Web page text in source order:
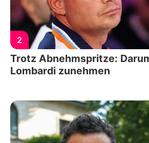
2
Trotz Abnehmspritze:
Lombardi zunehmen